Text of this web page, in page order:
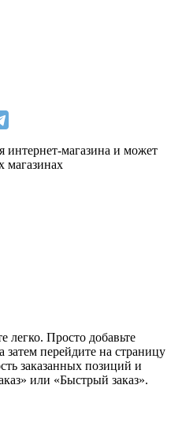
интернет-магазина и может
магазинах
легко. Просто добавьте
перейдите на страницу
заказанных позиций и
или «Быстрый заказ».